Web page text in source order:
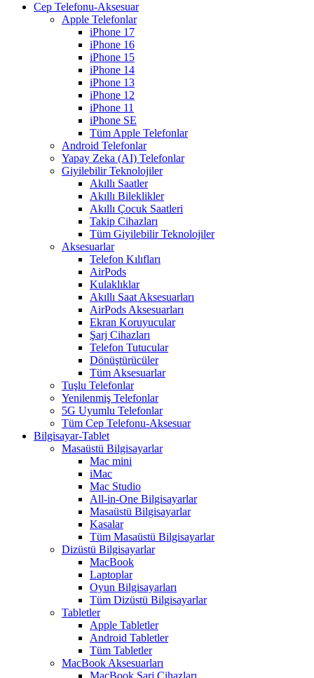
Cep Telefonu-Aksesuar
Apple Telefonlar
iPhone 17
iPhone 16
iPhone 15
iPhone 14
iPhone 13
iPhone 12
iPhone 11
iPhone SE
Tüm Apple Telefonlar
Android Telefonlar
Yapay Zeka (AI) Telefonlar
Giyilebilir Teknolojiler
Akıllı Saatler
Akıllı Bileklikler
Akıllı Çocuk Saatleri
Takip Cihazları
Tüm Giyilebilir Teknolojiler
Aksesuarlar
Telefon Kılıfları
AirPods
Kulaklıklar
Akıllı Saat Aksesuarları
AirPods Aksesuarları
Ekran Koruyucular
Şarj Cihazları
Telefon Tutucular
Dönüştürücüler
Tüm Aksesuarlar
Tuşlu Telefonlar
Yenilenmiş Telefonlar
5G Uyumlu Telefonlar
Tüm Cep Telefonu-Aksesuar
Bilgisayar-Tablet
Masaüstü Bilgisayarlar
Mac mini
iMac
Mac Studio
All-in-One Bilgisayarlar
Masaüstü Bilgisayarlar
Kasalar
Tüm Masaüstü Bilgisayarlar
Dizüstü Bilgisayarlar
MacBook
Laptoplar
Oyun Bilgisayarları
Tüm Dizüstü Bilgisayarlar
Tabletler
Apple Tabletler
Android Tabletler
Tüm Tabletler
MacBook Aksesuarları
MacBook Şarj Cihazları